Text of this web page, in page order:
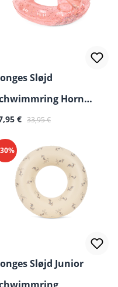
Sløjd
Horn
€ Regulärer Preis:
33,95 €
Sløjd Junior